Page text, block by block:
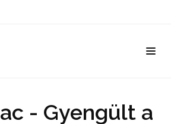
- Gyengült a